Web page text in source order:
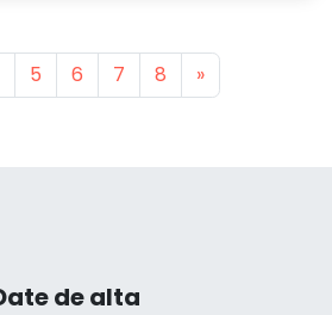
5 6 7 8 »Next
de alta